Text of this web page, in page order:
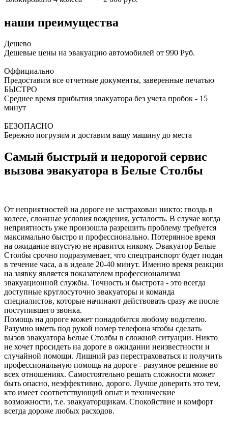
наши преимущества
Дешево
Дешевые цены на эвакуацию автомобилей от 990 Руб.
Оффициально
Предоставим все отчетные документы, заверенные печатью
БЫСТРО
Среднее время прибытия эвакуатора без учета пробок - 15
минут
БЕЗОПАСНО
Бережно погрузим и доставим вашу машину до места
Самый быстрый и недорогой сервис
вызова эвакуатора в Белые Столбы
От неприятностей на дороге не застрахован никто: гвоздь в
колесе, сложные условия вождения, усталость. В случае когда
неприятность уже произошла разрешить проблему требуется
максимально быстро и профессионально. Потерянное время
на ожидание впустую не нравится никому. Эвакуатор Белые
Столбы срочно подразумевает, что спецтранспорт будет подан
в течение часа, а в идеале 20-40 минут. Именно время реакции
на заявку является показателем профессионализма
эвакуационной службы. Точность и быстрота - это всегда
доступные круглосуточно эвакуаторы и команда
специалистов, которые начинают действовать сразу же после
поступившего звонка.
Помощь на дороге может понадобится любому водителю.
Разумно иметь под рукой номер телефона чтобы сделать
вызов эвакуатора Белые Столбы в сложной ситуации. Никто
не хочет просидеть на дороге в ожидании неизвестности и
случайной помощи. Лишний раз перестраховаться и получить
профессиональную помощь на дороге - разумное решение во
всех отношениях. Самостоятельно решать сложности может
быть опасно, неэффективно, дорого. Лучше доверить это тем,
кто имеет соответствующий опыт и технические
возможности, т.е. эвакуаторщикам. Спокойствие и комфорт
всегда дороже любых расходов.